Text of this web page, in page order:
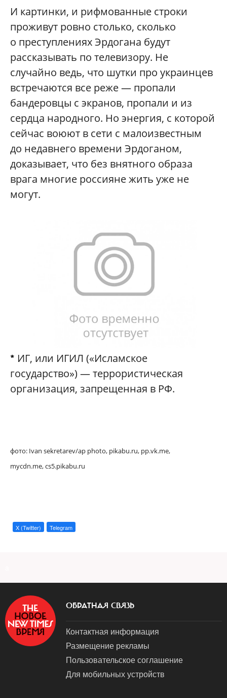
И картинки, и рифмованные строки
проживут ровно столько, сколько
о преступлениях Эрдогана будут
рассказывать по телевизору. Не
случайно ведь, что шутки про украинцев
встречаются все реже — пропали
бандеровцы с экранов, пропали и из
сердца народного. Но энергия, с которой
сейчас воюют в сети с малоизвестным
до недавнего времени Эрдоганом,
доказывает, что без внятного образа
врага многие россияне жить уже не
могут.
* ИГ, или ИГИЛ («Исламское
государство») — террористическая
организация, запрещенная в РФ.
фото: Ivan sekretarev/ap photo, pikabu.ru, pp.vk.me,
mycdn.me,cs5.pikabu.ru
X (Twitter) Telegram
ОБРАТНАЯ СВЯЗЬ
Контактная информация
Размещение рекламы
Пользовательское соглашение
Для мобильных устройств